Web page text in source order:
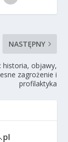
NASTĘPNY
historia, objawy,
zagrożenie i
profilaktyka